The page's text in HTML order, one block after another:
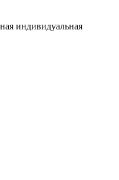
индивидуальная